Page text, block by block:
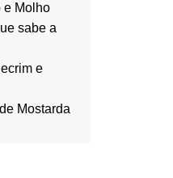
e Molho
sabe a
e
Mostarda